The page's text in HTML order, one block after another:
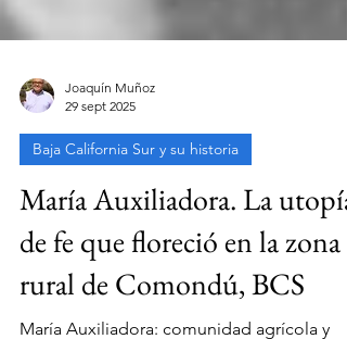
29 sept 2025
Baja California Sur y su historia
María Auxiliadora. La utopía
de fe que floreció en la zona
rural de Comondú, BCS